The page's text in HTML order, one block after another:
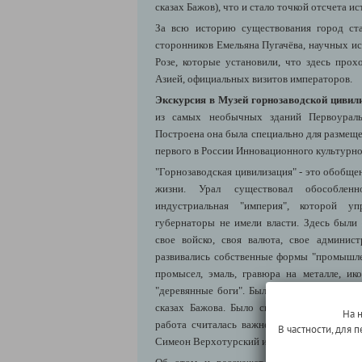
сказах Бажов), что и стало точкой отсчета
За всю историю существования город
сторонников Емельяна Пугачёва, научных
Розе, которые установили, что здесь
Азией, официальных визитов императоров.
Экскурсия в Музей горнозаводской
из самых необычных зданий
Построена она была специально для
первого в России Инновационного
"Горнозаводская цивилизация" - это
жизни. Урал существовал
индустриальная "империя", которой
губернаторы не имели власти. Здесь были
свое войско, своя валюта, свое
развивались собственные формы
промысел, эмаль, гравюра на металле,
"деревянные боги". Была своя мифология,
сказах Бажова. Было свое представление
работа считалась важнее свободы. были
Симеон Верхотурский и Данила-мастер" (с).
На
В частности, для